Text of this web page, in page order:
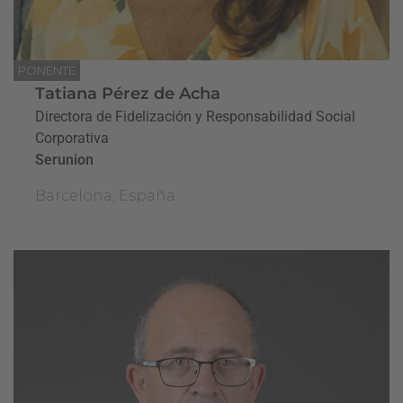
PONENTE
Tatiana Pérez de Acha
Directora de Fidelización y Responsabilidad Social
Corporativa
Serunion
Barcelona, España